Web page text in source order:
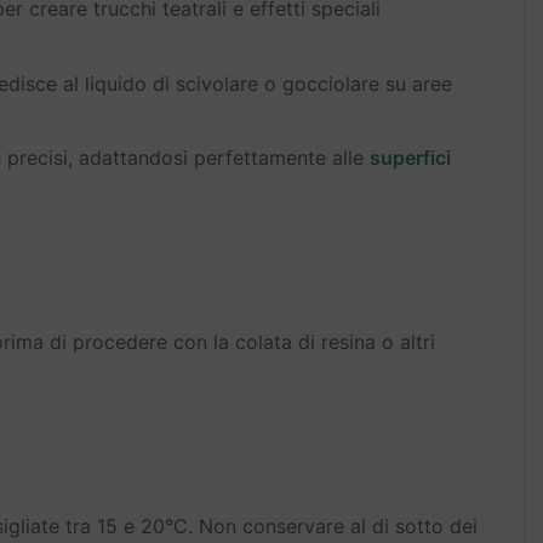
creare trucchi teatrali e effetti speciali
al liquido di scivolare o gocciolare su aree
adattandosi perfettamente alle superfici
di procedere con la colata di resina o altri
tra 15 e 20°C. Non conservare al di sotto dei